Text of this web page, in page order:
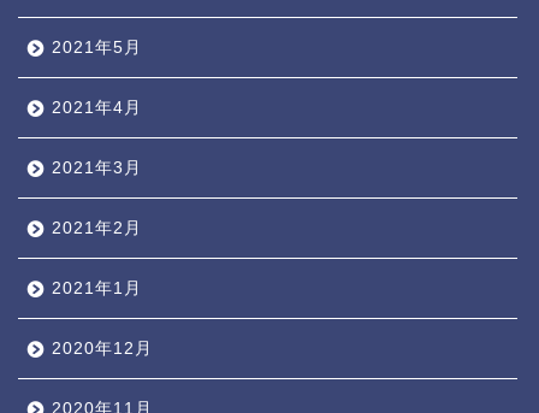
2021年5月
2021年4月
2021年3月
2021年2月
2021年1月
2020年12月
2020年11月